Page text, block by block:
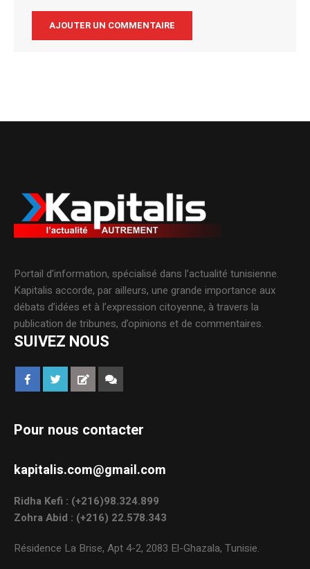
Portail d’information, spécialisé dans l’actualité tunisienne.
Kapitalis accorde, par ailleurs, une grande importance aux
débats d’idées et à l’expression citoyenne, à travers la
publication de tribunes, d’opinions et de commentaires.
SUIVEZ NOUS
Pour nous contacter
kapitalis.com@gmail.com
Ridha Kefi : (+216)98.324.899
Zohra Abid : (+216) 22.578.343
Résidence La Brise, Apt 4-2, 2083 El-Ghazala, Tunisie.